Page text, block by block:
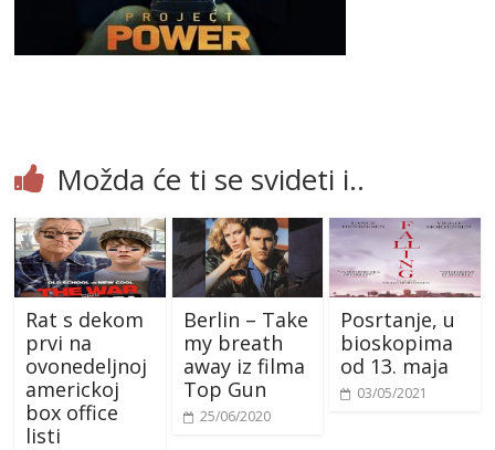
Možda će ti se svideti i..
Rat s dekom
prvi na
ovonedeljnoj
americkoj
box office
listi
Berlin – Take
my breath
away iz filma
Top Gun
25/06/2020
Posrtanje, u
bioskopima
od 13. maja
03/05/2021